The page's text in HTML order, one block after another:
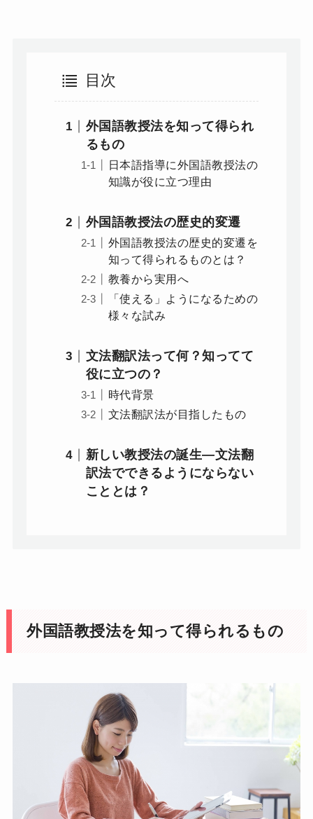
目次
外国語教授法を知って得られ
るもの
日本語指導に外国語教授法の
知識が役に立つ理由
外国語教授法の歴史的変遷
外国語教授法の歴史的変遷を
知って得られるものとは？
教養から実用へ
「使える」ようになるための
様々な試み
文法翻訳法って何？知ってて
役に立つの？
時代背景
文法翻訳法が目指したもの
新しい教授法の誕生―文法翻
訳法でできるようにならない
こととは？
外国語教授法を知って得られるもの